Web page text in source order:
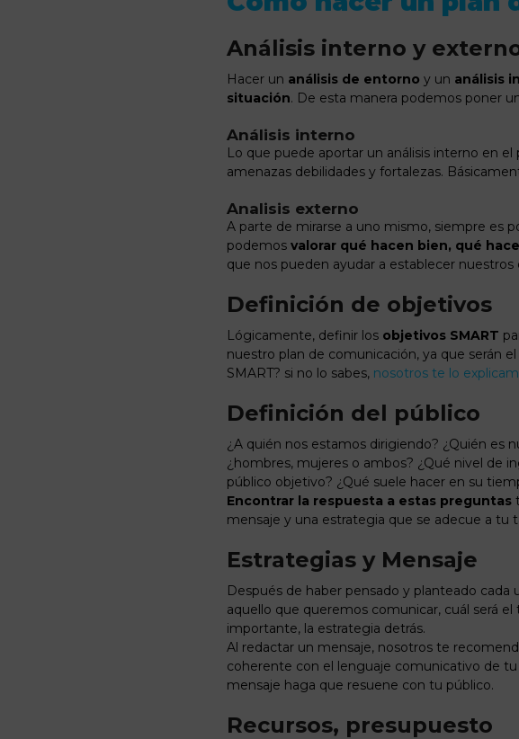
Análisis interno y
Hacer un análisis de entorno y un análisis
situación. De esta manera podemos poner
Análisis interno
Lo que puede aportar un análisis interno en
amenazas debilidades y fortalezas.
Analisis externo
A parte de mirarse a uno mismo, siempre es
podemos valorar qué hacen bien, qué
que nos pueden ayudar a establecer nuestros
Definición de objetivos
Lógicamente, definir los objetivos SMART
nuestro plan de comunicación, ya que serán
SMART? si no lo sabes, nosotros te lo
Definición del público
¿A quién nos estamos dirigiendo? ¿Quién es
¿hombres, mujeres o ambos? ¿Qué nivel de
público objetivo? ¿Qué suele hacer en su
Encontrar la respuesta a estas preguntas
mensaje y una estrategia que se adecue a tu
Estrategias y Mensaje
Después de haber pensado y planteado
aquello que queremos comunicar, cuál será
importante, la estrategia detrás.
Al redactar un mensaje, nosotros te
coherente con el lenguaje comunicativo de
mensaje haga que resuene con tu público.
Recursos, presupuesto